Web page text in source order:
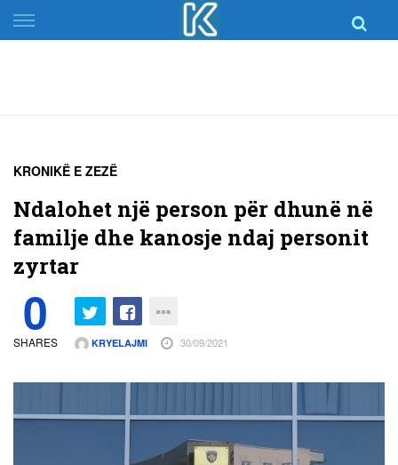
Skip
to
KRONIKË E ZEZË
Ndalohet një person për dhunë në
familje dhe kanosje ndaj personit
zyrtar
0
SHARES KRYELAJMI 30/09/2021